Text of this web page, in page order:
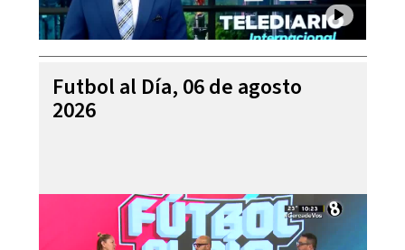
Futbol al Día, 06 de agosto
2026